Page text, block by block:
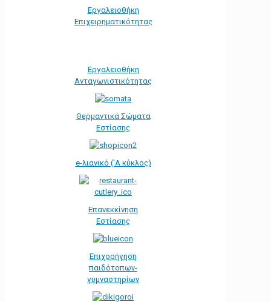
Εργαλειοθήκη
Eπιχειρηματικότητας
Εργαλειοθήκη
Ανταγωνιστικότητας
Θερμαντικά Σώματα
Εστίασης
e-λιανικό ('Α κύκλος)
Επανεκκίνηση
Εστίασης
Επιχορήγηση
παιδότοπων-
γυμναστηρίων